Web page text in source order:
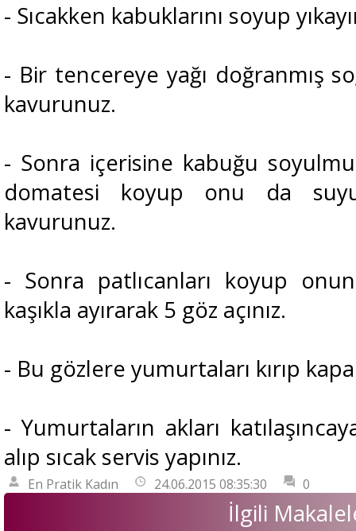
- Sıcakken kabuklarını soyup
- Bir tencereye yağı doğranmış
kavurunuz.
- Sonra içerisine kabuğu
domatesi koyup onu da
kavurunuz.
- Sonra patlıcanları koyup
kaşıkla ayırarak 5 göz açınız.
- Bu gözlere yumurtaları kırıp
- Yumurtaların akları
alıp sıcak servis yapınız.
En Pratik Kadın 24.06.2015 08:35:30 0
İlgili